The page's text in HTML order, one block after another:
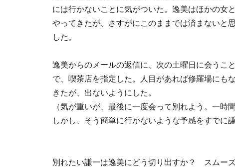
には行かないことに気がついた。逸美はほかの女
やってきたが、さすがにこのままでは済まないと
した。
逸美からのメールの返信に、次の土曜日に会うこ
で、喫茶店を指定した。人目があれば修羅場にも
きたが、出ないようにした。
（気が重いが、最後に一度会って別れよう。一時
しかし、そう簡単に行かないような予感をすでに
別れたい謙一は逸美にどう切り出すか？ スムー